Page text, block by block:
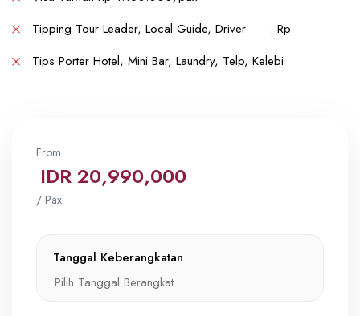
Tipping Tour Leader, Local Guide, Driver : Rp
Tips Porter Hotel, Mini Bar, Laundry, Telp, Kelebi
From
IDR 20,990,000
/ Pax
Tanggal Keberangkatan